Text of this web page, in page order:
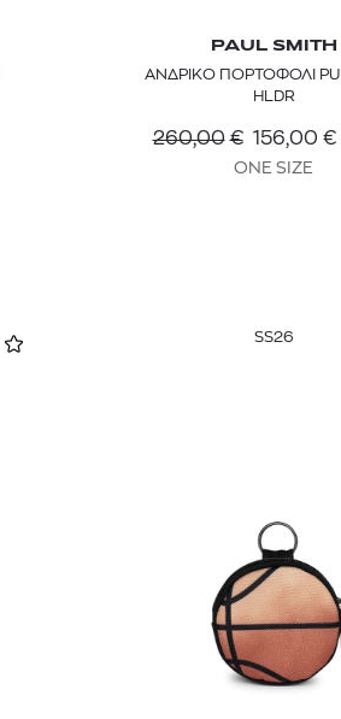
PAUL SMITH
ΑΝΔΡΙΚΟ ΠΟΡΤΟΦΟΛΙ
HLDR
260,00 € 156,00 €
ONE SIZE
SS26